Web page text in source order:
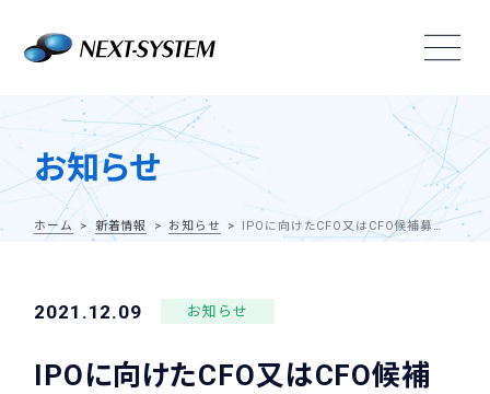
お知らせ
ホーム 新着情報 お知らせ IPOに向けたCFO又はCFO候補募集のお知らせ
2021.12.09 お知らせ
IPOに向けたCFO又はCFO候補